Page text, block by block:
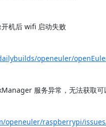
机后 wifi 启动失败
openeuler/
服务异常，无法获取可
openeuler/raspberrypi/